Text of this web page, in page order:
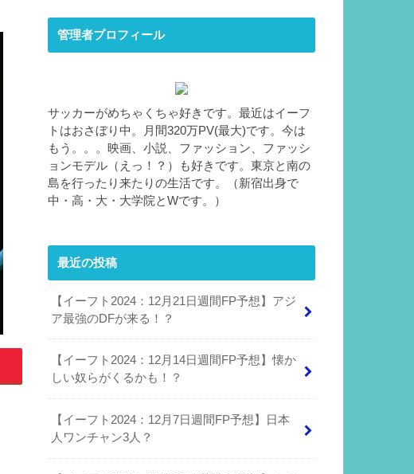
管理者プロフィール
サッカーがめちゃくちゃ好きです。最近はイーフ
トはおさぼり中。月間320万PV(最大)です。今は
もう。。。映画、小説、ファッション、ファッシ
ョンモデル（えっ！？）も好きです。東京と南の
島を行ったり来たりの生活です。（新宿出身で
中・高・大・大学院とWです。）
最近の投稿
【イーフト2024：12月21日週間FP予想】アジ
ア最強のDFが来る！？
【イーフト2024：12月14日週間FP予想】懐か
しい奴らがくるかも！？
【イーフト2024：12月7日週間FP予想】日本
人ワンチャン3人？